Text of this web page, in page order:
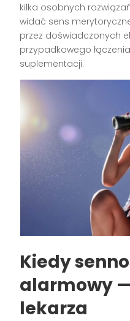
kilka osobnych
widać sens
przez doświadczonych
przypadkowego
suplementacji.
Kiedy
alarmowy
lekarza